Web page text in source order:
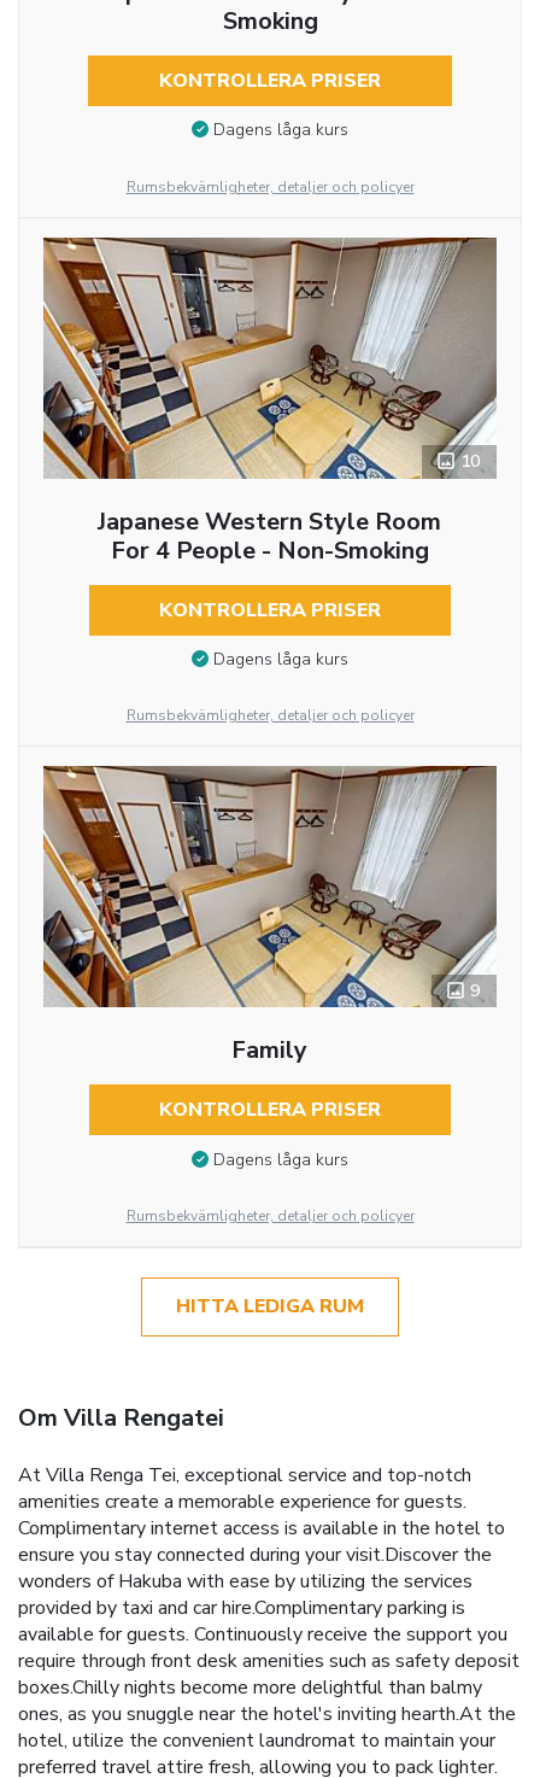
Smoking
KONTROLLERA PRISER
Dagens låga kurs
Rumsbekvämligheter, detaljer och policyer
10
Japanese Western Style Room
For 4 People - Non-Smoking
KONTROLLERA PRISER
Dagens låga kurs
Rumsbekvämligheter, detaljer och policyer
9
Family
KONTROLLERA PRISER
Dagens låga kurs
Rumsbekvämligheter, detaljer och policyer
HITTA LEDIGA RUM
Om Villa Rengatei
At Villa Renga Tei, exceptional service and top-notch
amenities create a memorable experience for guests.
Complimentary internet access is available in the hotel to
ensure you stay connected during your visit.Discover the
wonders of Hakuba with ease by utilizing the services
provided by taxi and car hire.Complimentary parking is
available for guests. Continuously receive the support you
require through front desk amenities such as safety deposit
boxes.Chilly nights become more delightful than balmy
ones, as you snuggle near the hotel's inviting hearth.At the
hotel, utilize the convenient laundromat to maintain your
preferred travel attire fresh, allowing you to pack lighter.